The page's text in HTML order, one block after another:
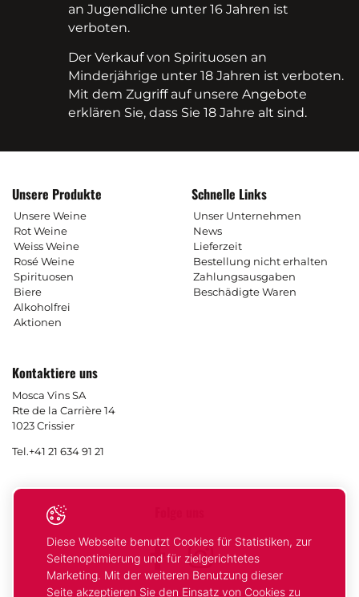
an Jugendliche unter 16 Jahren ist
verboten.
Der Verkauf von Spirituosen an
Minderjährige unter 18 Jahren ist verboten.
Mit dem Zugriff auf unsere Angebote
erklären Sie, dass Sie 18 Jahre alt sind.
Unsere Produkte
Unsere Weine
Rot Weine
Weiss Weine
Rosé Weine
Spirituosen
Biere
Alkoholfrei
Aktionen
Schnelle Links
Unser Unternehmen
News
Lieferzeit
Bestellung nicht erhalten
Zahlungsausgaben
Beschädigte Waren
Kontaktiere uns
Mosca Vins SA
Rte de la Carrière 14
1023 Crissier
Tel.+41 21 634 91 21
Facebook
Instagram
Diese Webseite benutzt Cookies für Statistiken, zur
Seitenoptimierung und für zielgerichtetes
Marketing. Mit der weiteren Benutzung dieser
Seite akzeptieren Sie den Einsatz von Cookies zu